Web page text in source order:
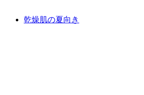
乾燥肌の夏向き